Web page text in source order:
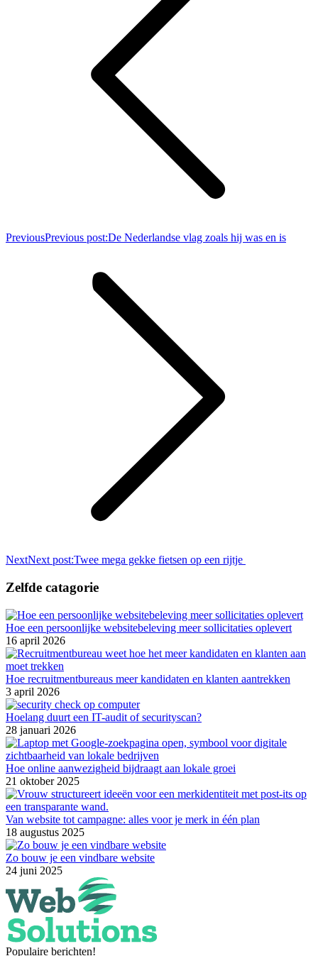
PreviousPrevious post:De Nederlandse vlag zoals hij was en is
NextNext post:Twee mega gekke fietsen op een rijtje
Zelfde catagorie
Hoe een persoonlijke websitebeleving meer sollicitaties oplevert
16 april 2026
Hoe recruitmentbureaus meer kandidaten en klanten aantrekken
3 april 2026
Hoelang duurt een IT-audit of securityscan?
28 januari 2026
Hoe online aanwezigheid bijdraagt aan lokale groei
21 oktober 2025
Van website tot campagne: alles voor je merk in één plan
18 augustus 2025
Zo bouw je een vindbare website
24 juni 2025
Populaire berichten!